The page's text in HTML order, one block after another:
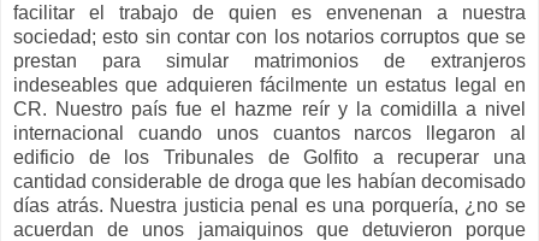
facilitar el trabajo de quien es envenenan a nuestra
sociedad; esto sin contar con los notarios corruptos que se
prestan para simular matrimonios de extranjeros
indeseables que adquieren fácilmente un estatus legal en
CR. Nuestro país fue el hazme reír y la comidilla a nivel
internacional cuando unos cuantos narcos llegaron al
edificio de los Tribunales de Golfito a recuperar una
cantidad considerable de droga que les habían decomisado
días atrás. Nuestra justicia penal es una porquería, ¿no se
acuerdan de unos jamaiquinos que detuvieron porque